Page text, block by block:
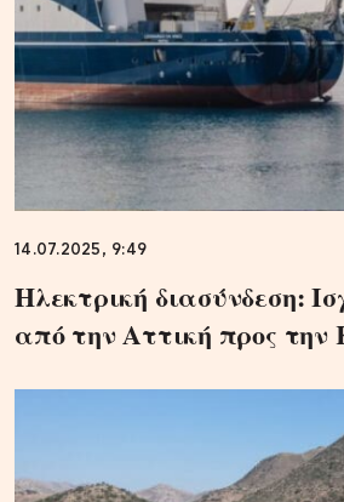
14.07.2025, 9:49
Ηλεκτρική διασύνδεση:
από την Αττική προς την